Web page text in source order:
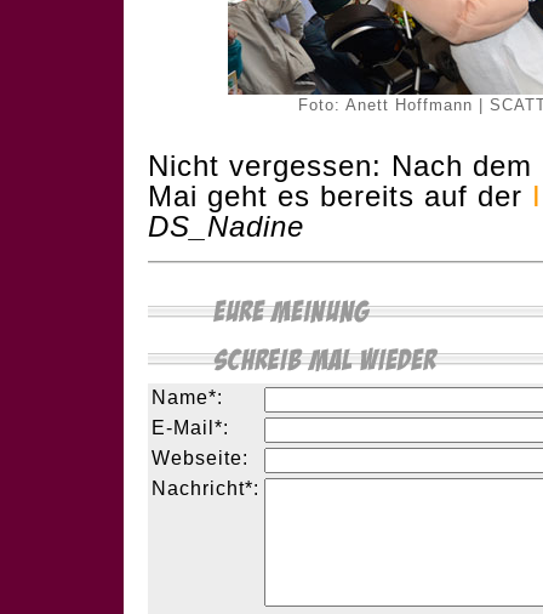
Foto: Anett Hoffmann |
Nicht vergessen: Nach
Mai geht es bereits auf der
DS_Nadine
Name*:
E-Mail*:
Webseite:
Nachricht*: